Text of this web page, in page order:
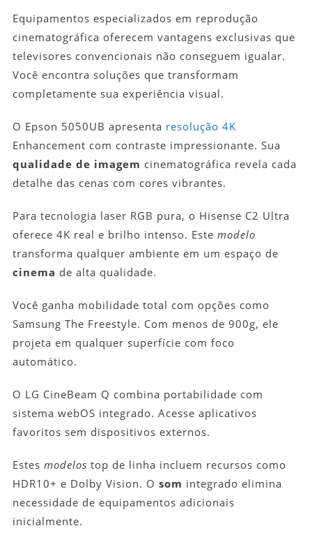
Equipamentos especializados em reprodução
cinematográfica oferecem vantagens exclusivas que
televisores convencionais não conseguem igualar.
Você encontra soluções que transformam
completamente sua experiência visual.
O Epson 5050UB apresenta resolução 4K
Enhancement com contraste impressionante. Sua
qualidade de imagem cinematográfica revela cada
detalhe das cenas com cores vibrantes.
Para tecnologia laser RGB pura, o Hisense C2 Ultra
oferece 4K real e brilho intenso. Este modelo
transforma qualquer ambiente em um espaço de
cinema de alta qualidade.
Você ganha mobilidade total com opções como
Samsung The Freestyle. Com menos de 900g, ele
projeta em qualquer superfície com foco
automático.
O LG CineBeam Q combina portabilidade com
sistema webOS integrado. Acesse aplicativos
favoritos sem dispositivos externos.
Estes modelos top de linha incluem recursos como
HDR10+ e Dolby Vision. O som integrado elimina
necessidade de equipamentos adicionais
inicialmente.